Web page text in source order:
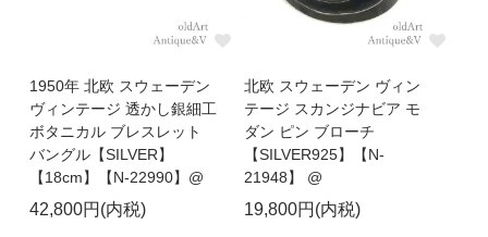
1950年 北欧 スウェーデン
ヴィンテージ 透かし銀細工
ボタニカル ブレスレット
バングル【SILVER】
【18cm】【N-22990】@
42,800円(内税)
北欧 スウェーデン ヴィン
テージ スカンジナビア モ
ダン ピン ブローチ
【SILVER925】【N-
21948】 @
19,800円(内税)